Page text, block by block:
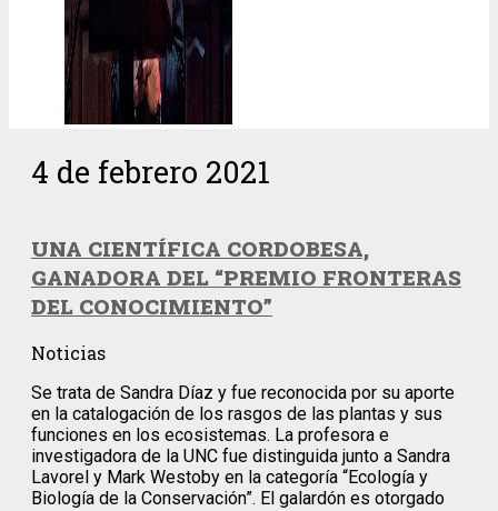
4 de febrero 2021
UNA CIENTÍFICA CORDOBESA,
GANADORA DEL “PREMIO FRONTERAS
DEL CONOCIMIENTO”
Noticias
Se trata de Sandra Díaz y fue reconocida por su aporte
en la catalogación de los rasgos de las plantas y sus
funciones en los ecosistemas. La profesora e
investigadora de la UNC fue distinguida junto a Sandra
Lavorel y Mark Westoby en la categoría “Ecología y
Biología de la Conservación”. El galardón es otorgado